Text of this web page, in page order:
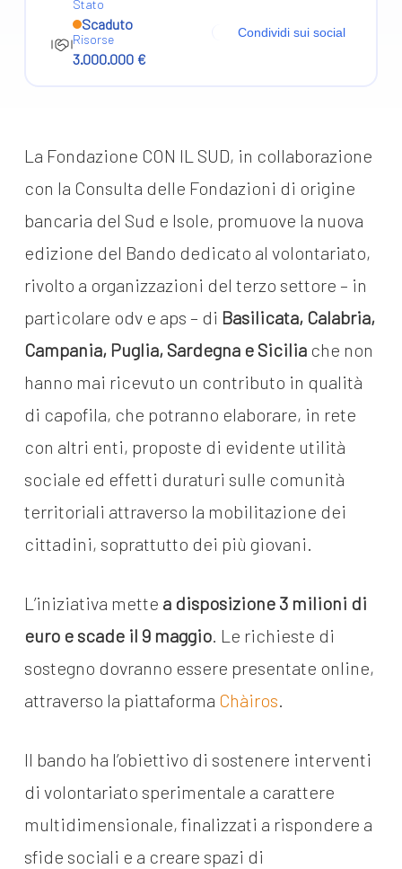
Stato
Scaduto
Risorse
3.000.000 €
Condividi sui social
La Fondazione CON IL SUD, in collaborazione
con la Consulta delle Fondazioni di origine
bancaria del Sud e Isole, promuove la nuova
edizione del Bando dedicato al volontariato,
rivolto a organizzazioni del terzo settore – in
particolare odv e aps – di Basilicata, Calabria,
Campania, Puglia, Sardegna e Siciliache non
hanno mai ricevuto un contributo in qualità
di capofila, che potranno elaborare, in rete
con altri enti, proposte di evidente utilità
sociale ed effetti duraturi sulle comunità
territoriali attraverso la mobilitazione dei
cittadini, soprattutto dei più giovani.
L’iniziativa mette a disposizione 3 milioni di
euro e scade il 9 maggio. Le richieste di
sostegno dovranno essere presentate online,
attraverso la piattaforma Chàiros.
Il bando ha l’obiettivo di sostenere interventi
di volontariato sperimentale a carattere
multidimensionale, finalizzati a rispondere a
sfide sociali e a creare spazi di